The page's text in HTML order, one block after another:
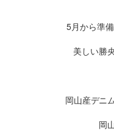
5月から準
美しい勝
岡山産デニ
岡